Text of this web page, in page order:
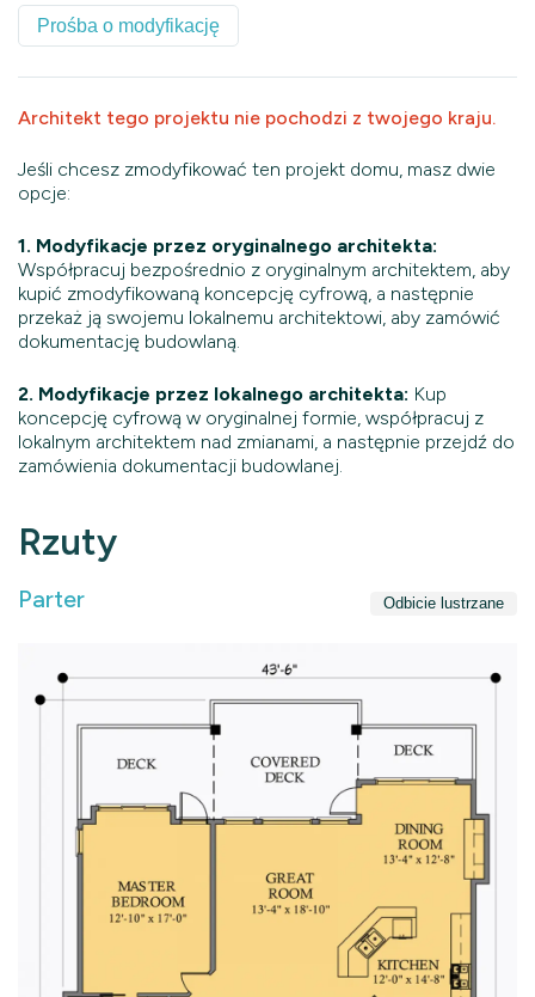
Prośba o modyfikację
Architekt tego projektu nie pochodzi z twojego kraju.
Jeśli chcesz zmodyfikować ten projekt domu, masz dwie
opcje:
1. Modyfikacje przez oryginalnego architekta:
Współpracuj bezpośrednio z oryginalnym architektem, aby
kupić zmodyfikowaną koncepcję cyfrową, a następnie
przekaż ją swojemu lokalnemu architektowi, aby zamówić
dokumentację budowlaną.
2. Modyfikacje przez lokalnego architekta: Kup
koncepcję cyfrową w oryginalnej formie, współpracuj z
lokalnym architektem nad zmianami, a następnie przejdź do
zamówienia dokumentacji budowlanej.
Rzuty
Parter Odbicie lustrzane